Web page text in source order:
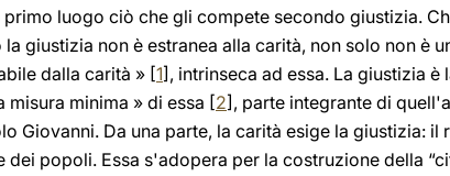
luogo ciò che gli compete secondo giustizia.
giustizia non è estranea alla carità, non solo non è
dalla carità » [1], intrinseca ad essa. La giustizia
misura minima » di essa [2], parte integrante di
Giovanni. Da una parte, la carità esige la giustizia:
popoli. Essa s'adopera per la costruzione della